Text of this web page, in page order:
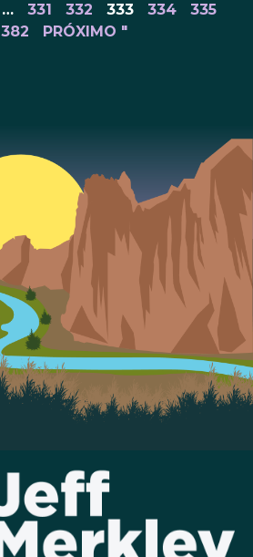
… 331 332 333 334
335
382 PRÓXIMO "